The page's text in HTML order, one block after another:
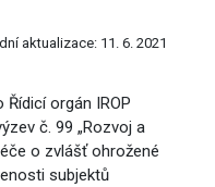
aktualizace: 11. 6. 2021
orgán IROP
č. 99 „Rozvoj a
o zvlášť ohrožené
subjektů